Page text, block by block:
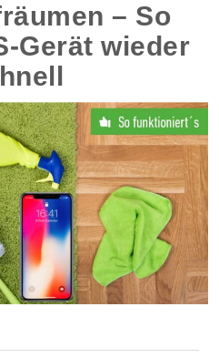
– So
Gerät wieder